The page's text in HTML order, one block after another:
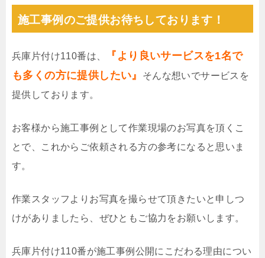
施工事例のご提供お待ちしております！
兵庫片付け110番は、
『より良いサービスを1名で
も多くの方に提供したい』
そんな想いでサービスを
提供しております。
お客様から施工事例として作業現場のお写真を頂くこ
とで、これからご依頼される方の参考になると思いま
す。
作業スタッフよりお写真を撮らせて頂きたいと申しつ
けがありましたら、ぜひともご協力をお願いします。
兵庫片付け110番が施工事例公開にこだわる理由につい